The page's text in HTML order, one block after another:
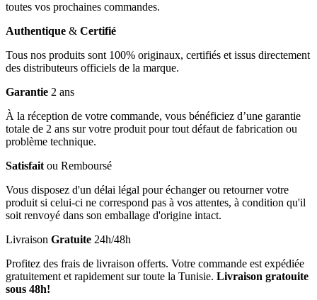
toutes vos prochaines commandes.
Authentique & Certifié
Tous nos produits sont 100% originaux, certifiés et issus directement
des distributeurs officiels de la marque.
Garantie 2 ans
À la réception de votre commande, vous bénéficiez d’une garantie
totale de 2 ans sur votre produit pour tout défaut de fabrication ou
problème technique.
Satisfait ou Remboursé
Vous disposez d'un délai légal pour échanger ou retourner votre
produit si celui-ci ne correspond pas à vos attentes, à condition qu'il
soit renvoyé dans son emballage d'origine intact.
Livraison Gratuite 24h/48h
Profitez des frais de livraison offerts. Votre commande est expédiée
gratuitement et rapidement sur toute la Tunisie. Livraison gratouite
sous 48h!